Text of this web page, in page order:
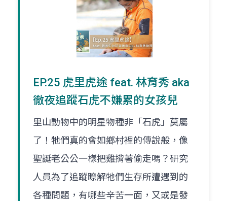
EP.25 虎里虎途 feat. 林育秀 aka
徹夜追蹤石虎不嫌累的女孩兒
里山動物中的明星物種非「石虎」莫屬
了！牠們真的會如鄉村裡的傳說般，像
聖誕老公公一樣把雞揹著偷走嗎？研究
人員為了追蹤瞭解牠們生存所遭遇到的
各種問題，有哪些辛苦一面，又或是發